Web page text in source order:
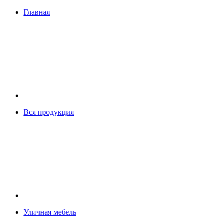
Главная
Вся продукция
Уличная мебель